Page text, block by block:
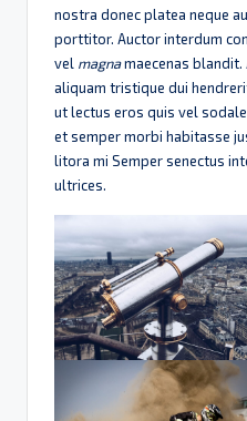
nostra donec platea neque
porttitor. Auctor interdum
vel magnamaecenas blandit.
aliquam tristique dui
ut lectus eros quis vel
et semper morbi habitasse
litora mi Semper senectus
ultrices.